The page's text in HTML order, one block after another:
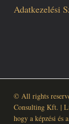
Adatkezelési
© All rights
Consulting Kft. |
hogy a képzési és